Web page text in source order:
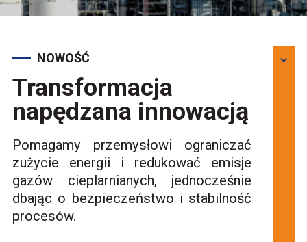
NOWOŚĆ
Transformacja
napędzana innowacją
Pomagamy przemysłowi ograniczać
zużycie energii i redukować emisje
gazów cieplarnianych, jednocześnie
dbając o bezpieczeństwo i stabilność
procesów.